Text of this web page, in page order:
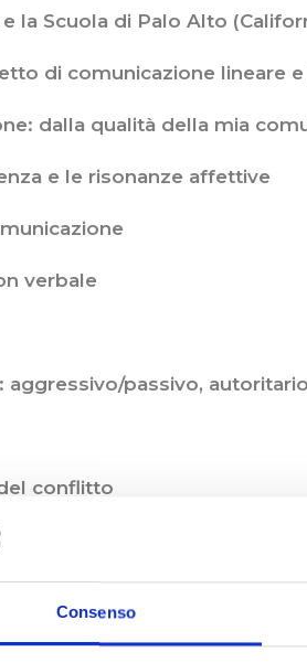
Consenso
la Scuola di Palo Alto
di comunicazione lineare
dalla qualità della mia
e le risonanze affettive
verbale
aggressivo/passivo,
conflitto
ascolto ed autoascolto